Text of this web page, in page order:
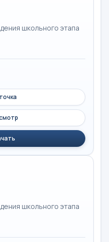
школьного этапа
школьного этапа